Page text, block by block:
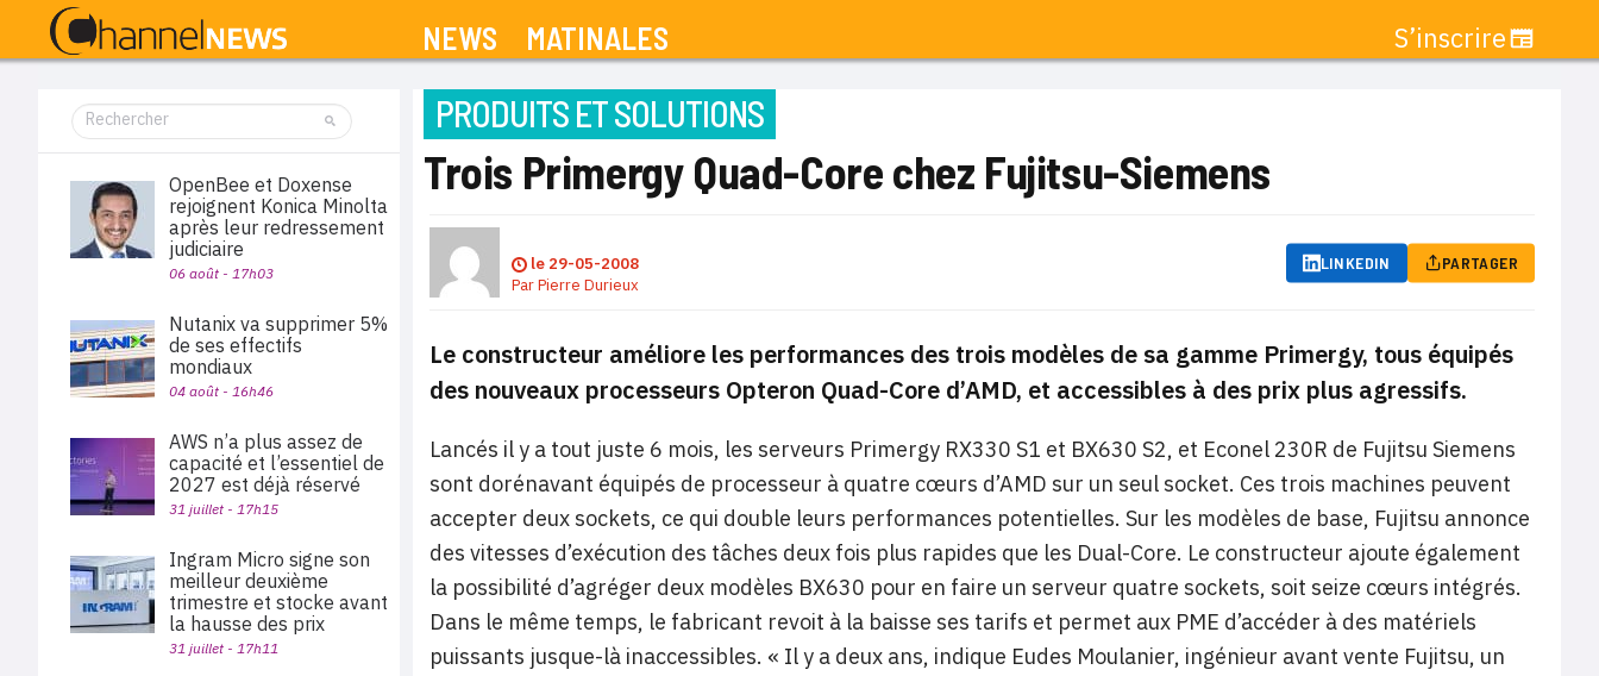
NEWS MATINALES S’inscrire
PRODUITS ET SOLUTIONS
Trois Primergy Quad-Core chez Fujitsu-Siemens
le 29-05-2008
ParPierre Durieux
LINKEDIN PARTAGER
Le constructeur améliore les performances des trois modèles de sa gamme Primergy, tous équipés
des nouveaux processeurs Opteron Quad-Core d’AMD, et accessibles à des prix plus agressifs.
Lancés il y a tout juste 6 mois, les serveurs Primergy RX330 S1 et BX630 S2, et Econel 230R de Fujitsu Siemens
sont dorénavant équipés de processeur à quatre cœurs d’AMD sur un seul socket. Ces trois machines peuvent
accepter deux sockets, ce qui double leurs performances potentielles. Sur les modèles de base, Fujitsu annonce
des vitesses d’exécution des tâches deux fois plus rapides que les Dual-Core. Le constructeur ajoute également
la possibilité d’agréger deux modèles BX630 pour en faire un serveur quatre sockets, soit seize cœurs intégrés.
Dans le même temps, le fabricant revoit à la baisse ses tarifs et permet aux PME d’accéder à des matériels
puissants jusque-là inaccessibles. « Il y a deux ans, indique Eudes Moulanier, ingénieur avant vente Fujitsu, un
OpenBee et Doxense
rejoignent Konica Minolta
après leur redressement
judiciaire
06 août - 17h03
Nutanix va supprimer 5%
de ses effectifs
mondiaux
04 août - 16h46
AWS n’a plus assez de
capacité et l’essentiel de
2027 est déjà réservé
31 juillet - 17h15
Ingram Micro signe son
meilleur deuxième
trimestre et stocke avant
la hausse des prix
31 juillet - 17h11